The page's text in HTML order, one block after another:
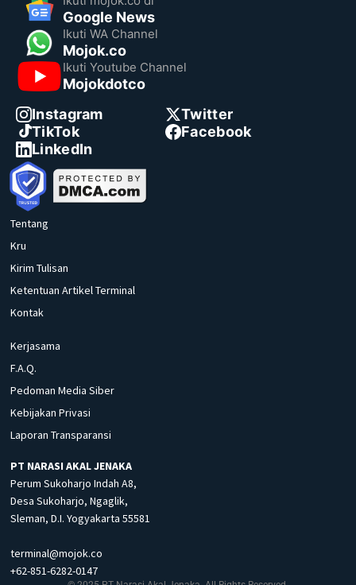
Google News
Ikuti WA Channel
Mojok.co
Ikuti Youtube Channel
Mojokdotco
Instagram
Twitter
TikTok
Facebook
LinkedIn
Tentang
Kru
Kirim Tulisan
Ketentuan Artikel Terminal
Kontak
Kerjasama
F.A.Q.
Pedoman Media Siber
Kebijakan Privasi
Laporan Transparansi
PT NARASI AKAL JENAKA
Perum Sukoharjo Indah A8,
Desa Sukoharjo, Ngaglik,
Sleman, D.I. Yogyakarta 55581
terminal@mojok.co
+62-851-6282-0147